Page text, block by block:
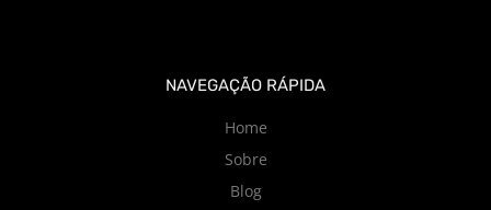
NAVEGAÇÃO RÁPIDA
Home
Sobre
Blog